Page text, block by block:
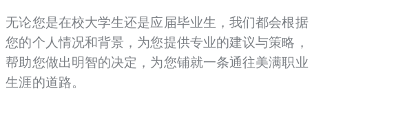
无论您是在校大学生还是应届毕业生，我们都会根据
您的个人情况和背景，为您提供专业的建议与策略，
帮助您做出明智的决定，为您铺就一条通往美满职业
生涯的道路。